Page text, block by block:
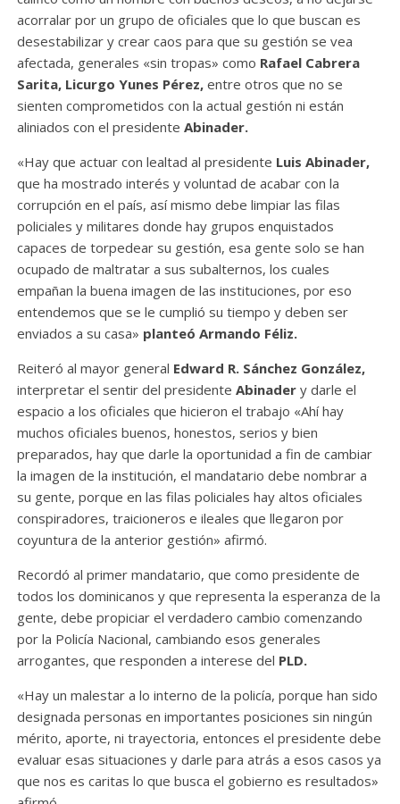
acorralar por un grupo de oficiales que lo que buscan es
desestabilizar y crear caos para que su gestión se vea
afectada, generales «sin tropas» como Rafael Cabrera
Sarita, Licurgo Yunes Pérez,entre otros que no se
sienten comprometidos con la actual gestión ni están
aliniados con el presidente Abinader.
«Hay que actuar con lealtad al presidente Luis Abinader,
que ha mostrado interés y voluntad de acabar con la
corrupción en el país, así mismo debe limpiar las filas
policiales y militares donde hay grupos enquistados
capaces de torpedear su gestión, esa gente solo se han
ocupado de maltratar a sus subalternos, los cuales
empañan la buena imagen de las instituciones, por eso
entendemos que se le cumplió su tiempo y deben ser
enviados a su casa» planteó Armando Féliz.
Reiteró al mayor general Edward R. Sánchez González,
interpretar el sentir del presidente Abinader y darle el
espacio a los oficiales que hicieron el trabajo «Ahí hay
muchos oficiales buenos, honestos, serios y bien
preparados, hay que darle la oportunidad a fin de cambiar
la imagen de la institución, el mandatario debe nombrar a
su gente, porque en las filas policiales hay altos oficiales
conspiradores, traicioneros e ileales que llegaron por
coyuntura de la anterior gestión» afirmó.
Recordó al primer mandatario, que como presidente de
todos los dominicanos y que representa la esperanza de la
gente, debe propiciar el verdadero cambio comenzando
por la Policía Nacional, cambiando esos generales
arrogantes, que responden a interese del PLD.
«Hay un malestar a lo interno de la policía, porque han sido
designada personas en importantes posiciones sin ningún
mérito, aporte, ni trayectoria, entonces el presidente debe
evaluar esas situaciones y darle para atrás a esos casos ya
que nos es caritas lo que busca el gobierno es resultados»